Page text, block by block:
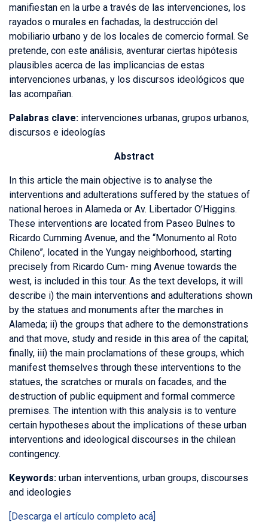
manifiestan en la urbe a través de las intervenciones, los
rayados o murales en fachadas, la destrucción del
mobiliario urbano y de los locales de comercio formal. Se
pretende, con este análisis, aventurar ciertas hipótesis
plausibles acerca de las implicancias de estas
intervenciones urbanas, y los discursos ideológicos que
las acompañan.
Palabras clave: intervenciones urbanas, grupos urbanos,
discursos e ideologías
Abstract
In this article the main objective is to analyse the
interventions and adulterations suffered by the statues of
national heroes in Alameda or Av. Libertador O’Higgins.
These interventions are located from Paseo Bulnes to
Ricardo Cumming Avenue, and the “Monumento al Roto
Chileno”, located in the Yungay neighborhood, starting
precisely from Ricardo Cum- ming Avenue towards the
west, is included in this tour. As the text develops, it will
describe i) the main interventions and adulterations shown
by the statues and monuments after the marches in
Alameda; ii) the groups that adhere to the demonstrations
and that move, study and reside in this area of the capital;
finally, iii) the main proclamations of these groups, which
manifest themselves through these interventions to the
statues, the scratches or murals on facades, and the
destruction of public equipment and formal commerce
premises. The intention with this analysis is to venture
certain hypotheses about the implications of these urban
interventions and ideological discourses in the chilean
contingency.
Keywords: urban interventions, urban groups, discourses
and ideologies
[Descarga el artículo completo acá]